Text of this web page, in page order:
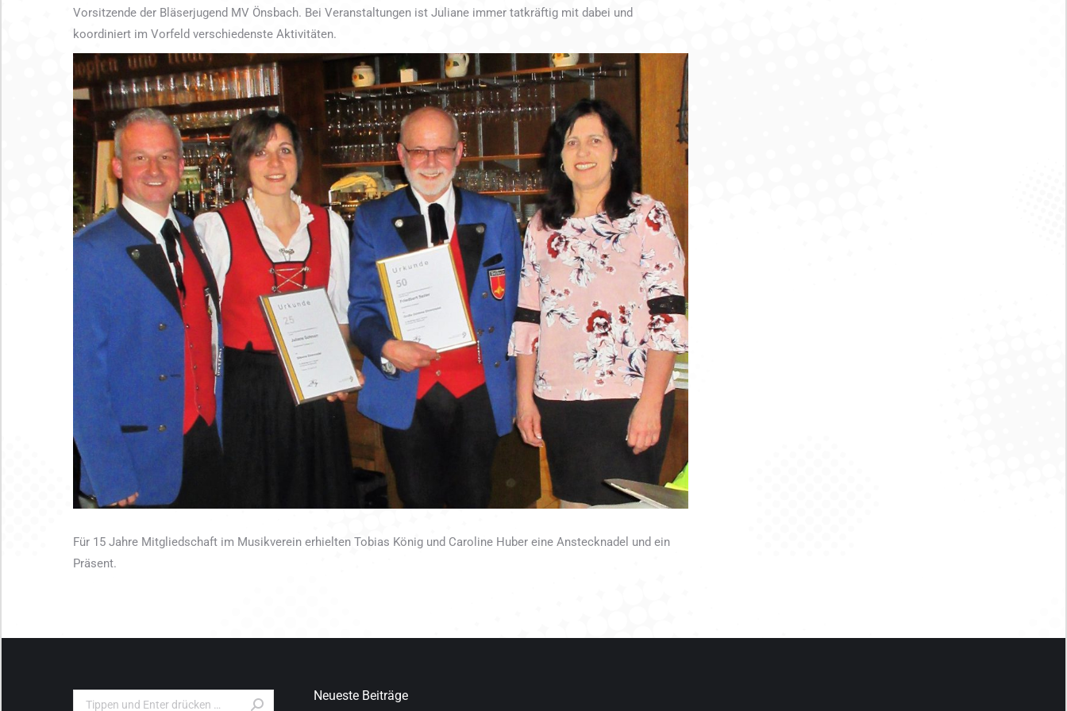
Vorsitzende der Bläserjugend MV Önsbach. Bei Veranstaltungen ist Juliane immer tatkräftig mit dabei und
koordiniert im Vorfeld verschiedenste Aktivitäten.
Für 15 Jahre Mitgliedschaft im Musikverein erhielten Tobias König und Caroline Huber eine Anstecknadel und ein
Präsent.
Search: Neueste Beiträge